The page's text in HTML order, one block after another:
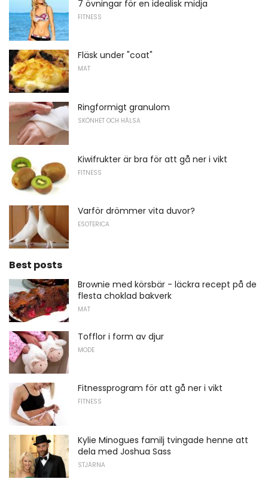
7 övningar för en idealisk midja
FITNESS
Fläsk under "coat"
MAT
Ringformigt granulom
SKÖNHET OCH HÄLSA
Kiwifrukter är bra för att gå ner i vikt
FITNESS
Varför drömmer vita duvor?
ESOTERICA
Best posts
Brownie med körsbär - läckra recept på de
flesta choklad bakverk
MAT
Tofflor i form av djur
MODE
Fitnessprogram för att gå ner i vikt
FITNESS
Kylie Minogues familj tvingade henne att
dela med Joshua Sass
STJÄRNA